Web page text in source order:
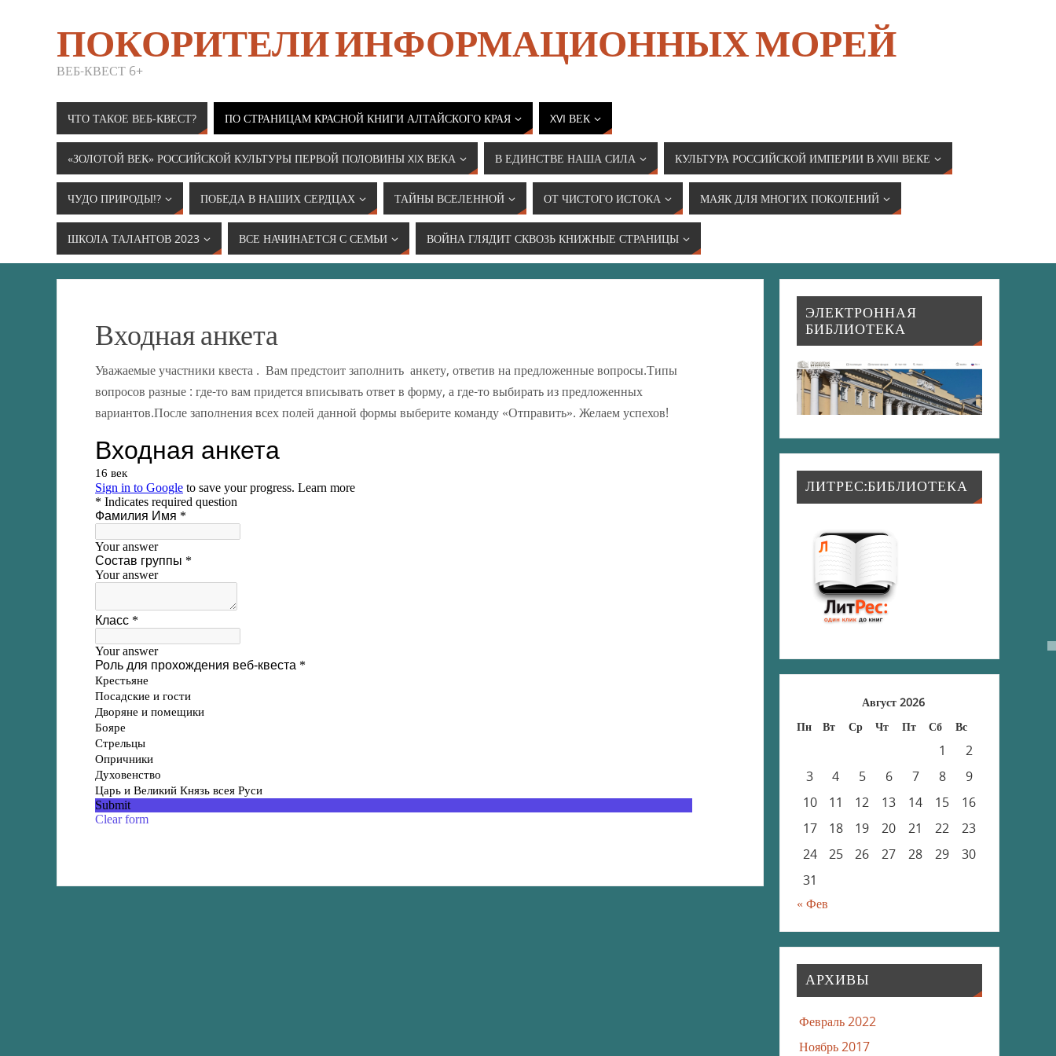
ПОКОРИТЕЛИ ИНФОРМАЦИОННЫХ МОРЕЙ
ВЕБ-КВЕСТ 6+
ЧТО ТАКОЕ ВЕБ-КВЕСТ? ПО СТРАНИЦАМ КРАСНОЙ КНИГИ АЛТАЙСКОГО КРАЯ XVI ВЕК
«ЗОЛОТОЙ ВЕК» РОССИЙСКОЙ КУЛЬТУРЫ ПЕРВОЙ ПОЛОВИНЫ XIX ВЕКА В ЕДИНСТВЕ НАША СИЛА КУЛЬТУРА РОССИЙСКОЙ ИМПЕРИИ В XVIII ВЕКЕ
ЧУДО ПРИРОДЫ!? ПОБЕДА В НАШИХ СЕРДЦАХ ТАЙНЫ ВСЕЛЕННОЙ ОТ ЧИСТОГО ИСТОКА МАЯК ДЛЯ МНОГИХ ПОКОЛЕНИЙ
ШКОЛА ТАЛАНТОВ 2023 ВСЕ НАЧИНАЕТСЯ С СЕМЬИ ВОЙНА ГЛЯДИТ СКВОЗЬ КНИЖНЫЕ СТРАНИЦЫ
Входная анкета
Уважаемые участники квеста . Вам предстоит заполнить анкету, ответив на предложенные вопросы.Типы
вопросов разные : где-то вам придется вписывать ответ в форму, а где-то выбирать из предложенных
вариантов.После заполнения всех полей данной формы выберите команду «Отправить». Желаем успехов!
ЭЛЕКТРОННАЯ
БИБЛИОТЕКА
ЛИТРЕС:БИБЛИОТЕКА
Август 2026
Пн
Вт Ср Чт Пт Сб Вс
« Фев
1
2
3
4 5 6 7 8
9
10
11 12 13 14 15
16
17
18 19 20 21 22
23
24
25 26 27 28 29
30
31
АРХИВЫ
Февраль 2022
Ноябрь 2017